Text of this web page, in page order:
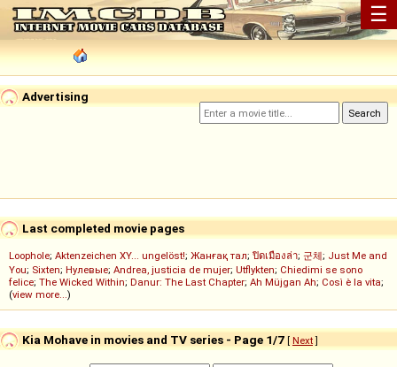
☰
Advertising
Last completed movie pages
Loophole; Aktenzeichen XY... ungelöst!; Жанғақ тал; ปิดเมืองล่า; 군체; Just Me and
You; Sixten; Нулевые; Andrea, justicia de mujer; Utflykten; Chiedimi se sono
felice; The Wicked Within; Danur: The Last Chapter; Ah Müjgan Ah; Così è la vita;
(view more...)
Kia Mohave in movies and TV series - Page 1/7 [ Next]